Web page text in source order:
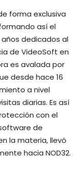
forma exclusiva
así el
años dedicados al
de VideoSoft en
es avalada por
desde hace 16
a nivel
diarias. Es así
con el
de
la materia, llevó
hacia NOD32.